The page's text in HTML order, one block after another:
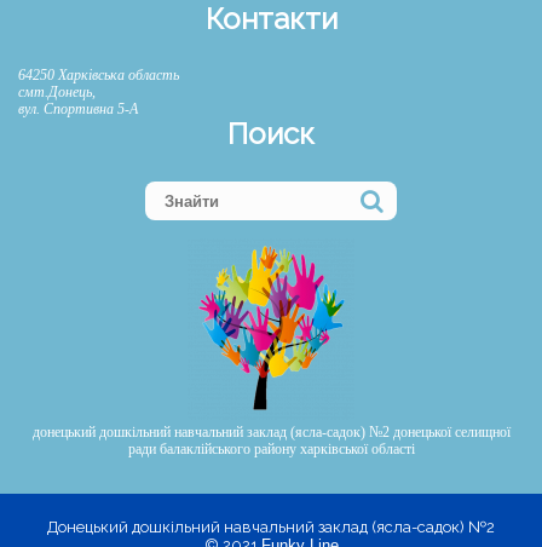
донецький дошкільний навчальний заклад (ясла-садок) №2 донецької селищної
ради балаклійського району харківської області
Контакти
64250 Харківська область
смт.Донець,
вул. Спортивна 5-А
Поиск
Донецький дошкільний навчальний заклад (ясла-садок) №2